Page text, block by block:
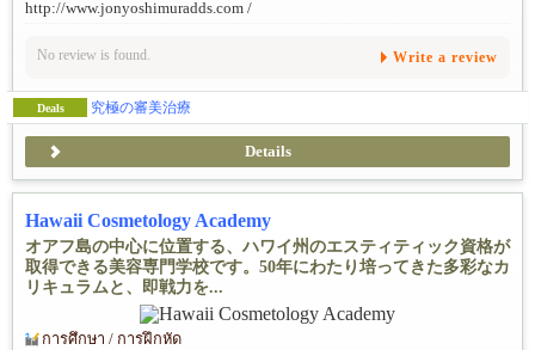
http://www.jonyoshimuradds.com /
No review is found. Write a review
Deals 究極の審美治療
Details
Hawaii Cosmetology Academy
オアフ島の中心に位置する、ハワイ州のエスティティック資格が
取得できる美容専門学校です。50年にわたり培ってきた多彩なカ
リキュラムと、即戦力を...
การศึกษา / การฝึกหัด